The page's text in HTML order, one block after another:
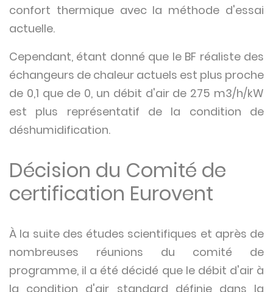
confort thermique avec la méthode d'essai
actuelle.
Cependant, étant donné que le BF réaliste des
échangeurs de chaleur actuels est plus proche
de 0,1 que de 0, un débit d'air de 275 m3/h/kW
est plus représentatif de la condition de
déshumidification.
Décision du Comité de
certification Eurovent
À la suite des études scientifiques et après de
nombreuses réunions du comité de
programme, il a été décidé que le débit d'air à
la condition d'air standard définie dans la